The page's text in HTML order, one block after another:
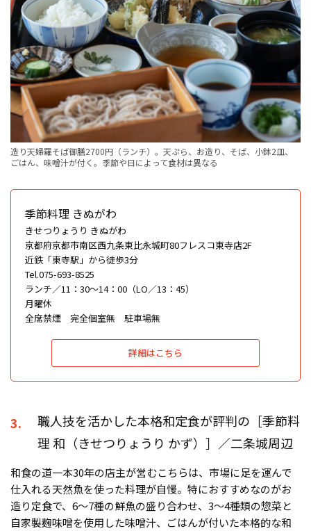
造り天婦羅そば御膳2700円（ランチ）。天ぷら、お造り、そば、小鉢2皿、
ごはん、味噌汁が付く。季節や日によって食材は異なる
季節料理 きぬがわ
きせつりょうり きぬがわ
京都府京都市南区西九条東比永城町80フレスコ東寺店2F
近鉄「東寺駅」から徒歩3分
Tel.075-693-8525
ランチ／11：30〜14：00（LO／13：45）
月曜休
全席禁煙 完全個室無 駐車場無
詳細はこちら
3.
職人技を活かした本格和定食が評判の［季節料
理 和（きせつりょうり かず）］／二条城周辺
和食の道一本30年の店主が営むこちらは、市場に足を運んで
仕入れる天然魚を使った料理が自慢。特におすすめなのがお
造り定食で、6～7種の鮮魚の盛り合わせ、3～4種類の惣菜と
自家製麹味噌を使用した味噌汁、ごはんが付いた本格的な和